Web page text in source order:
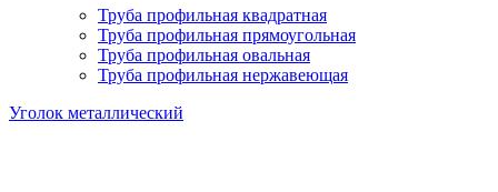
Труба профильная квадратная
Труба профильная прямоугольная
Труба профильная овальная
Труба профильная нержавеющая
Уголок металлический